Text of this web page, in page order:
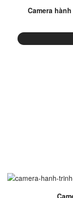
Camera